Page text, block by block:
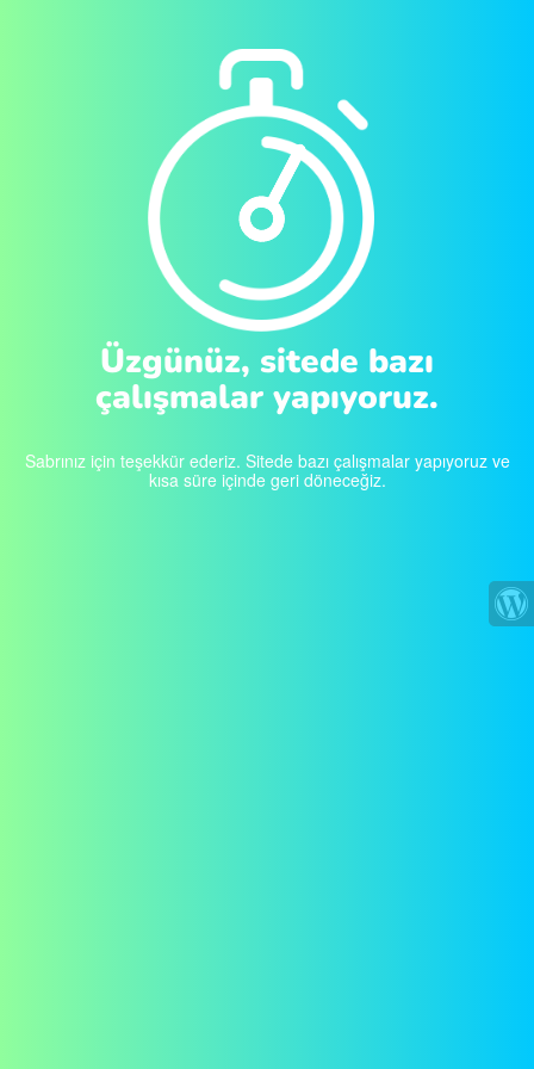
Üzgünüz, sitede bazı
çalışmalar yapıyoruz.
Sabrınız için teşekkür ederiz. Sitede bazı çalışmalar yapıyoruz ve
kısa süre içinde geri döneceğiz.